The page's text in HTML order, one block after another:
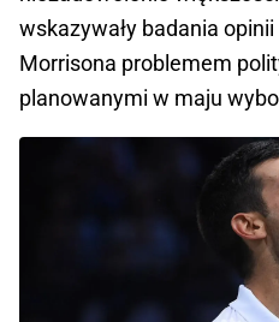
wskazywały badania
Morrisona problemem
planowanymi w maju